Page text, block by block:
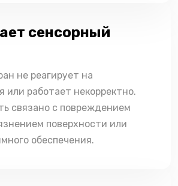
сенсорный
не реагирует на
или работает некорректно.
связано с повреждением
поверхности или
обеспечения.